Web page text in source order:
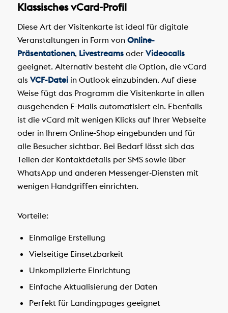
Klassisches vCard-Profil
Diese Art der Visitenkarte ist ideal für digitale
Veranstaltungen in Form von Online-
Präsentationen, Livestreamsoder Videocalls
geeignet. Alternativ besteht die Option, die vCard
als VCF-Dateiin Outlook einzubinden. Auf diese
Weise fügt das Programm die Visitenkarte in allen
ausgehenden E-Mails automatisiert ein. Ebenfalls
ist die vCard mit wenigen Klicks auf Ihrer Webseite
oder in Ihrem Online-Shop eingebunden und für
alle Besucher sichtbar. Bei Bedarf lässt sich das
Teilen der Kontaktdetails per SMS sowie über
WhatsApp und anderen Messenger-Diensten mit
wenigen Handgriffen einrichten.
Vorteile:
Einmalige Erstellung
Vielseitige Einsetzbarkeit
Unkomplizierte Einrichtung
Einfache Aktualisierung der Daten
Perfekt für Landingpages geeignet